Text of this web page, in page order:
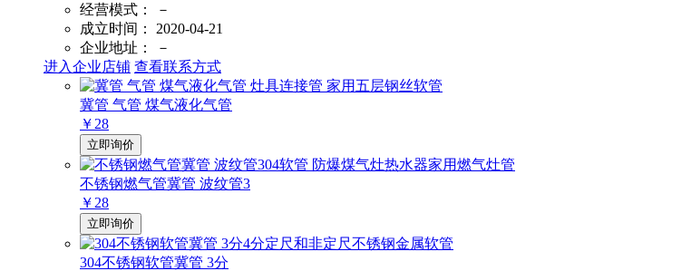
经营模式：
－
成立时间：
2020-04-21
企业地址：
－
进入企业店铺 查看联系方式
冀管 气管 煤气液化气管
￥28
立即询价
不锈钢燃气管冀管 波纹管3
￥28
立即询价
304不锈钢软管冀管 3分